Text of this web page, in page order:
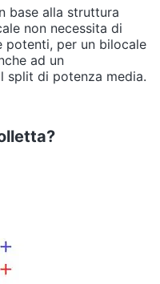
base alla struttura
non necessita di
per un bilocale
ad un
split di potenza media.